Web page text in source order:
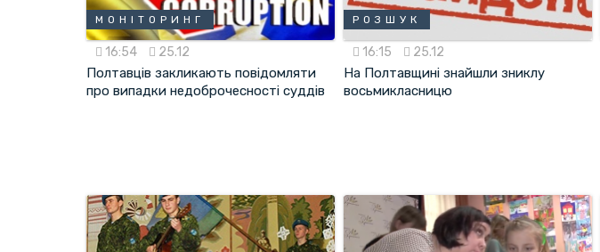
МОНІТОРИНГ
16:54 25.12
Полтавців закликають повідомляти
про випадки недоброчесності суддів
РОЗШУК
16:15 25.12
На Полтавщині знайшли зниклу
восьмикласницю